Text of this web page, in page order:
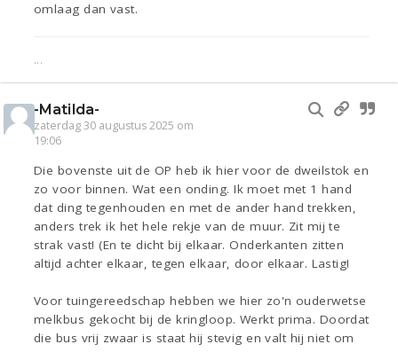
omlaag dan vast.
...
-Matilda-
zaterdag 30 augustus 2025 om
19:06
Die bovenste uit de OP heb ik hier voor de dweilstok en
zo voor binnen. Wat een onding. Ik moet met 1 hand
dat ding tegenhouden en met de ander hand trekken,
anders trek ik het hele rekje van de muur. Zit mij te
strak vast! (En te dicht bij elkaar. Onderkanten zitten
altijd achter elkaar, tegen elkaar, door elkaar. Lastig!
Voor tuingereedschap hebben we hier zo'n ouderwetse
melkbus gekocht bij de kringloop. Werkt prima. Doordat
die bus vrij zwaar is staat hij stevig en valt hij niet om